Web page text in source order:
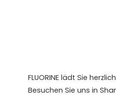
FLUORINE lädt Sie
Besuchen Sie uns in